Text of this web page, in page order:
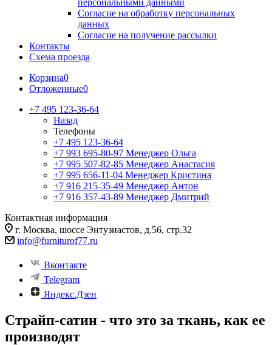
персональными данными
Согласие на обработку персональных
данных
Согласие на получение рассылки
Контакты
Схема проезда
Корзина0
Отложенные0
+7 495 123-36-64
Назад
Телефоны
+7 495 123-36-64
+7 993 695-80-97 Менеджер Ольга
+7 995 507-82-85 Менеджер Анастасия
+7 995 656-11-04 Менеджер Кристина
+7 916 215-35-49 Менеджер Антон
+7 916 357-43-89 Менеджер Дмитрий
Контактная информация
г. Москва, шоссе Энтузиастов, д.56, стр.32
info@furniturof77.ru
Вконтакте
Telegram
Яндекс.Дзен
Страйп-сатин - что это за ткань, как ее
производят